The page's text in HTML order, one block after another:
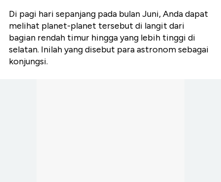
Di pagi hari sepanjang pada bulan Juni, Anda dapat
melihat planet-planet tersebut di langit dari
bagian rendah timur hingga yang lebih tinggi di
selatan. Inilah yang disebut para astronom sebagai
konjungsi.